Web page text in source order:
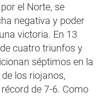
el Norte, se
negativa y poder
victoria. En 13
cuatro triunfos y
séptimos en la
los riojanos,
de 7-6. Como